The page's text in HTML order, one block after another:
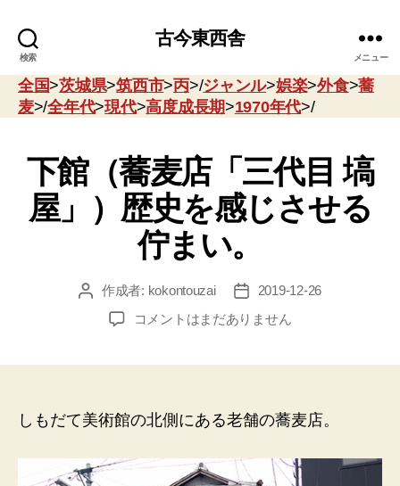
検索
古今東西舎
メニュー
全国>茨城県>筑西市>丙>/ジャンル>娯楽>外食>蕎
麦>/全年代>現代>高度成長期>1970年代>/
下館（蕎麦店「三代目 塙
屋」）歴史を感じさせる
佇まい。
投 作成者: kokontouzai
投
稿
日
2019-12-26
下
「三
目
コメントはまだありません
しもだて美術館の北側にある老舗の蕎麦店。